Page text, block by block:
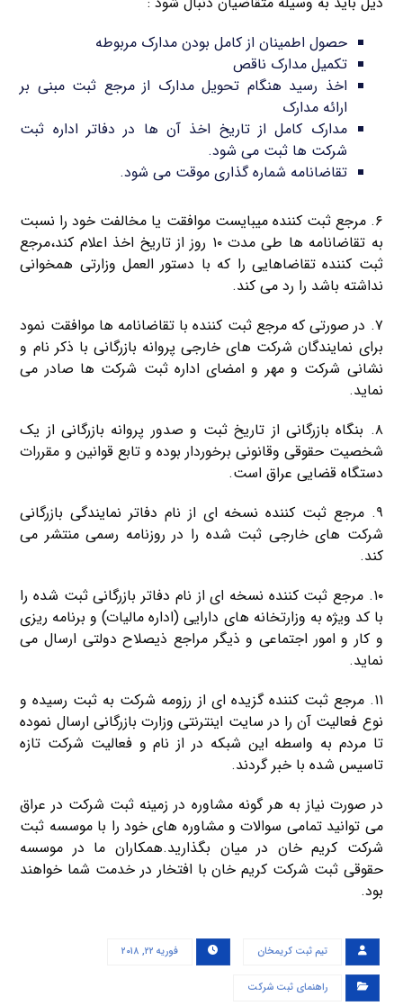
حصول اطمینان از کامل بودن مدارک مربوطه
تکمیل مدارک ناقص
اخذ رسید هنگام تحویل مدارک از مرجع ثبت مبنی بر
ارائه مدارک
مدارک کامل از تاریخ اخذ آن ها در دفاتر اداره ثبت
شرکت ها ثبت می شود.
تقاضانامه شماره گذاری موقت می شود.
۶. مرجع ثبت کننده میبایست موافقت یا مخالفت خود را نسبت
به تقاضانامه ها طی مدت ۱۰ روز از تاریخ اخذ اعلام کند،مرجع
ثبت کننده تقاضاهایی را که با دستور العمل وزارتی همخوانی
نداشته باشد را رد می کند.
۷. در صورتی که مرجع ثبت کننده با تقاضانامه ها موافقت نمود
برای نمایندگان شرکت های خارجی پروانه بازرگانی با ذکر نام و
نشانی شرکت و مهر و امضای اداره ثبت شرکت ها صادر می
نماید.
۸. بنگاه بازرگانی از تاریخ ثبت و صدور پروانه بازرگانی از یک
شخصیت حقوقی وقانونی برخوردار بوده و تابع قوانین و مقررات
دستگاه قضایی عراق است.
۹. مرجع ثبت کننده نسخه ای از نام دفاتر نمایندگی بازرگانی
شرکت های خارجی ثبت شده را در روزنامه رسمی منتشر می
کند.
۱۰. مرجع ثبت کننده نسخه ای از نام دفاتر بازرگانی ثبت شده را
با کد ویژه به وزارتخانه های دارایی (اداره مالیات) و برنامه ریزی
و کار و امور اجتماعی و ذیگر مراجع ذیصلاح دولتی ارسال می
نماید.
۱۱. مرجع ثبت کننده گزیده ای از رزومه شرکت به ثبت رسیده و
نوع فعالیت آن را در سایت اینترنتی وزارت بازرگانی ارسال نموده
تا مردم به واسطه این شبکه در از نام و فعالیت شرکت تازه
تاسیس شده با خبر گردند.
در صورت نیاز به هر گونه مشاوره در زمینه ثبت شرکت در عراق
می توانید تمامی سوالات و مشاوره های خود را با موسسه ثبت
شرکت کریم خان در میان بگذارید.همکاران ما در موسسه
حقوقی ثبت شرکت کریم خان با افتخار در خدمت شما خواهند
بود.
تیم ثبت کریمخان فوریه ۲۲, ۲۰۱۸
راهنمای ثبت شرکت